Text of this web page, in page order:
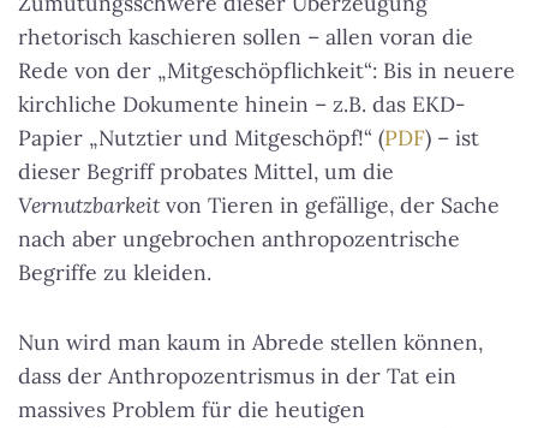
rhetorisch kaschieren sollen – allen voran die
Rede von der „Mitgeschöpflichkeit“: Bis in neuere
kirchliche Dokumente hinein – z.B. das EKD-
Papier „Nutztier und Mitgeschöpf!“ (PDF) – ist
dieser Begriff probates Mittel, um die
Vernutzbarkeitvon Tieren in gefällige, der Sache
nach aber ungebrochen anthropozentrische
Begriffe zu kleiden.
Nun wird man kaum in Abrede stellen können,
dass der Anthropozentrismus in der Tat ein
massives Problem für die heutigen